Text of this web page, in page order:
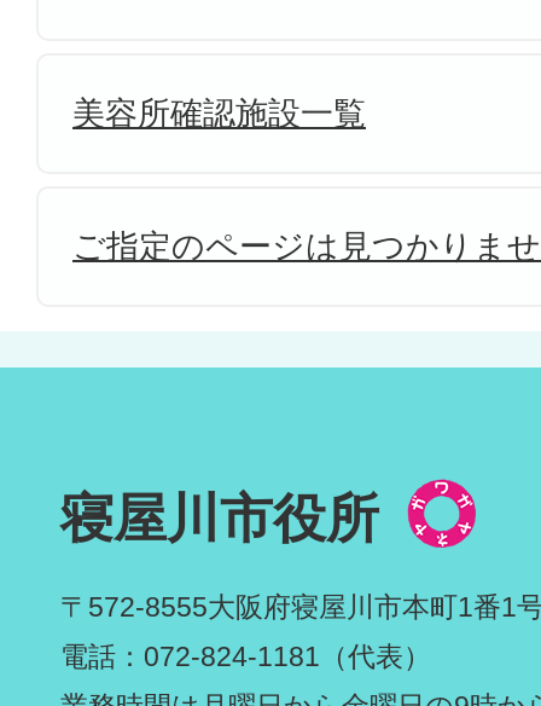
美容所確認施設一覧
ご指定のページは見つかりま
寝屋川市役所
〒572-8555大阪府寝屋川市本町1番1
電話：072-824-1181（代表）